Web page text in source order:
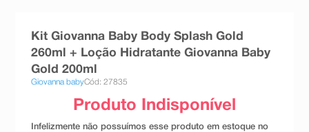
Kit Giovanna Baby Body Splash Gold
260ml + Loção Hidratante Giovanna Baby
Gold 200ml
Giovanna babyCód: 27835
absorvente
ºshampoo